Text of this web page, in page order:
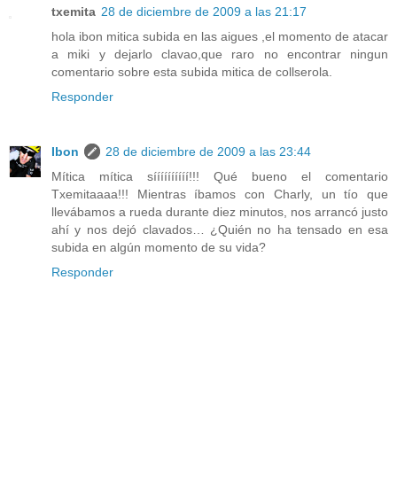
txemita 28 de diciembre de 2009 a las 21:17
hola ibon mitica subida en las aigues ,el momento de atacar
a miki y dejarlo clavao,que raro no encontrar ningun
comentario sobre esta subida mitica de collserola.
Responder
Ibon
28 de diciembre de 2009 a las 23:44
Mítica mítica síííííííííí!!! Qué bueno el comentario
Txemitaaaa!!! Mientras íbamos con Charly, un tío que
llevábamos a rueda durante diez minutos, nos arrancó justo
ahí y nos dejó clavados… ¿Quién no ha tensado en esa
subida en algún momento de su vida?
Responder